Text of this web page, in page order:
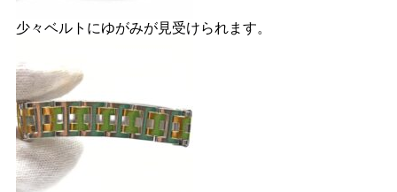
少々ベルトにゆがみが見受けられます。